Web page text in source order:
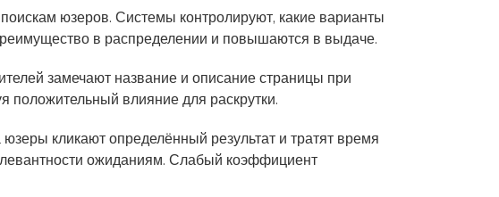
юзеров. Системы контролируют, какие варианты
в распределении и повышаются в выдаче.
замечают название и описание страницы при
влияние для раскрутки.
кликают определённый результат и тратят время
ожиданиям. Слабый коэффициент